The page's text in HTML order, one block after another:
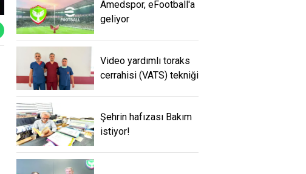
Amedspor, eFootball'a
geliyor
Video yardımlı toraks
cerrahisi (VATS) tekniği
Şehrin hafızası Bakım
istiyor!